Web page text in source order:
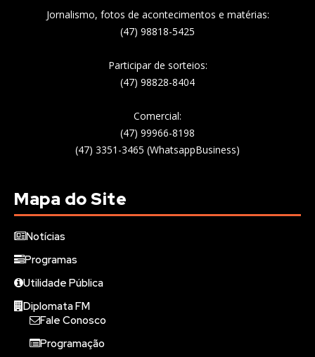
Jornalismo, fotos de acontecimentos e matérias:
(47) 98818-5425
Participar de sorteios:
(47) 98828-8404
Comercial:
(47) 99966-8198
(47) 3351-3465 (WhatsappBusiness)
Mapa do Site
Notícias
Programas
Utilidade Pública
Diplomata FM
Fale Conosco
Programação